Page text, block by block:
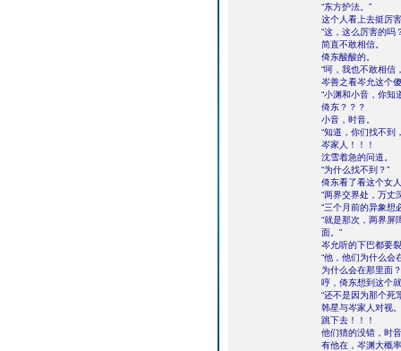
“东方护法。”
这个人看上去挺厉
“这，这么厉害的吗
简直不敢相信。
倚东酸酸的。
“呵，我也不敢相信
岑善之看岑允这个
“小渊和小音，你知
倚东？？？
小音，时音。
“知道，你们找不到
岑家人！！！
沈雪着急的问道。
“为什么找不到？”
倚东看了看这个女
“两界交界处，万丈
“三个月前的异象想
“就是那次，两界屏
面。”
岑允听的下巴都要
“他，他们为什么会
为什么会在那里面？
哼，倚东想到这个
“还不是因为那个死
韩星与岑家人对视。
跳下去！！！
他们猜的没错，时
有他在，岑渊大概